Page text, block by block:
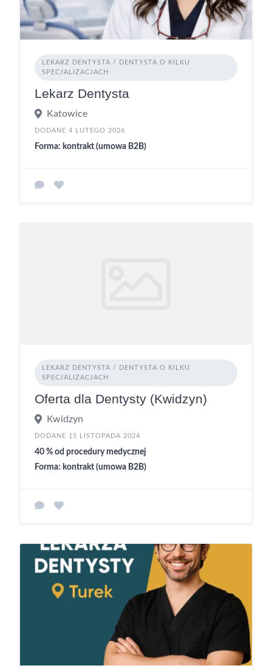
LEKARZ DENTYSTA / DENTYSTA O KILKU
SPECJALIZACJACH
Lekarz Dentysta
Katowice
DODANE 4 LUTEGO 2026
Forma: kontrakt (umowa B2B)
LEKARZ DENTYSTA / DENTYSTA O KILKU
SPECJALIZACJACH
Oferta dla Dentysty (Kwidzyn)
Kwidzyn
DODANE 15 LISTOPADA 2024
40 % od procedury medycznej
Forma: kontrakt (umowa B2B)